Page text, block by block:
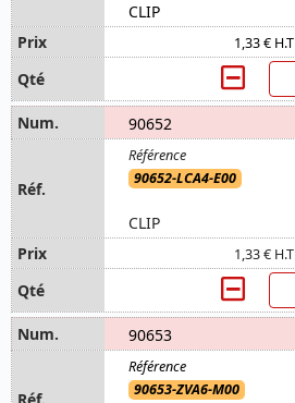
CLIP
1,33 € H.T
90652
90652-LCA4-E00
CLIP
1,33 € H.T
90653
90653-ZVA6-M00